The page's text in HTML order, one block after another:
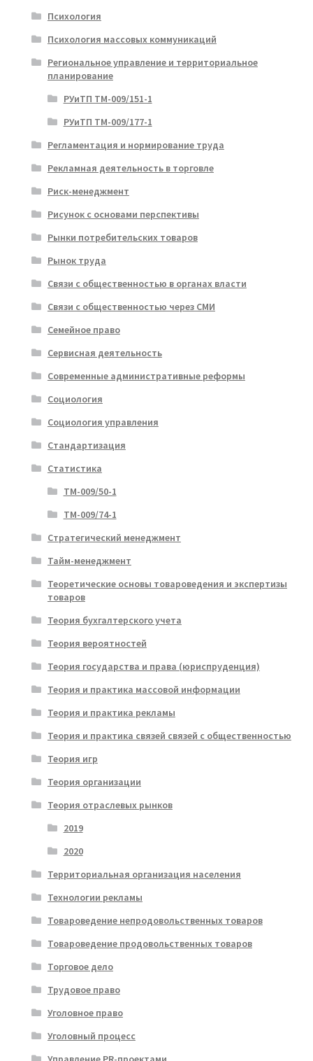
Психология
Психология массовых коммуникаций
Региональное управление и территориальное
планирование
РУиТП ТМ-009/151-1
РУиТП ТМ-009/177-1
Регламентация и нормирование труда
Рекламная деятельность в торговле
Риск-менеджмент
Рисунок с основами перспективы
Рынки потребительских товаров
Рынок труда
Связи с общественностью в органах власти
Связи с общественностью через СМИ
Семейное право
Сервисная деятельность
Современные административные реформы
Социология
Социология управления
Стандартизация
Статистика
ТМ-009/50-1
ТМ-009/74-1
Стратегический менеджмент
Тайм-менеджмент
Теоретические основы товароведения и экспертизы
товаров
Теория бухгалтерского учета
Теория вероятностей
Теория государства и права (юриспруденция)
Теория и практика массовой информации
Теория и практика рекламы
Теория и практика связей связей с общественностью
Теория игр
Теория организации
Теория отраслевых рынков
2019
2020
Территориальная организация населения
Технологии рекламы
Товароведение непродовольственных товаров
Товароведение продовольственных товаров
Торговое дело
Трудовое право
Уголовное право
Уголовный процесс